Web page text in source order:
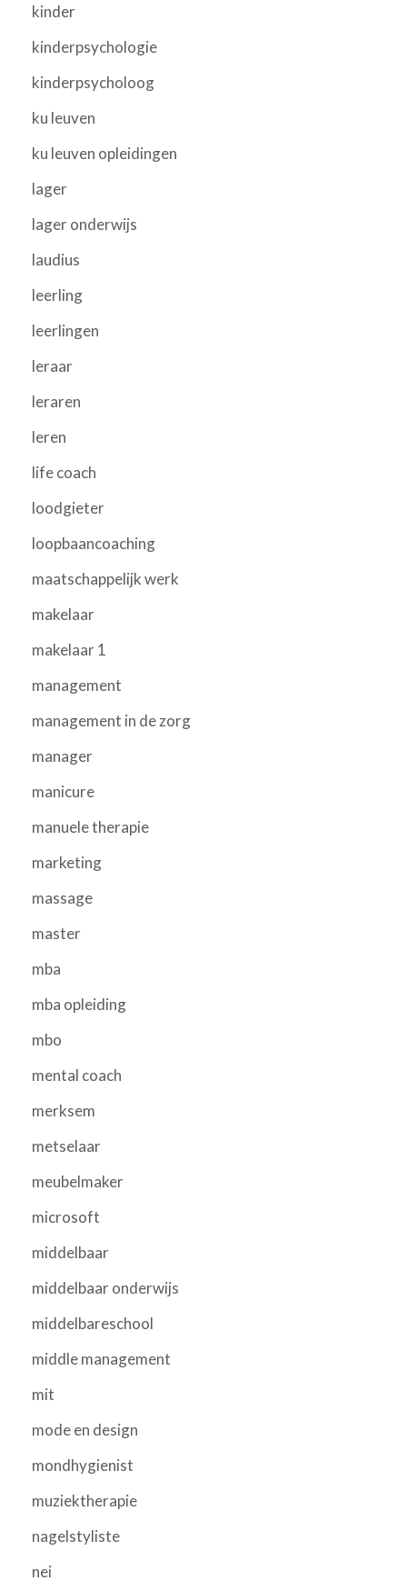
kinder
kinderpsychologie
kinderpsycholoog
ku leuven
ku leuven opleidingen
lager
lager onderwijs
laudius
leerling
leerlingen
leraar
leraren
leren
life coach
loodgieter
loopbaancoaching
maatschappelijk werk
makelaar
makelaar 1
management
management in de zorg
manager
manicure
manuele therapie
marketing
massage
master
mba
mba opleiding
mbo
mental coach
merksem
metselaar
meubelmaker
microsoft
middelbaar
middelbaar onderwijs
middelbareschool
middle management
mit
mode en design
mondhygienist
muziektherapie
nagelstyliste
nei